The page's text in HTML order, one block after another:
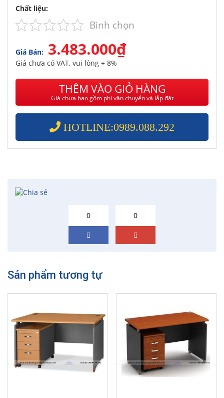
Chất liệu:
Bình chọn
Giá Bán: 3.483.000₫
Giá chưa có VAT, vui lòng + 8%
THÊM VÀO GIỎ HÀNG
Giá chưa bao gồm phí vận chuyển và lắp đặt
HOTLINE:0989.088.292
0 0
Sản phẩm tương tự